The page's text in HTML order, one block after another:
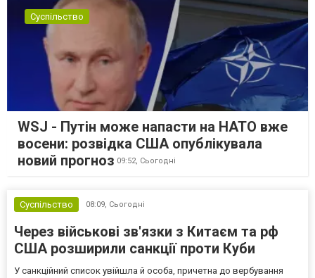
Суспільство
WSJ - Путін може напасти на НАТО вже
восени: розвідка США опублікувала
новий прогноз 09:52, Сьогодні
Суспільство 08:09, Сьогодні
Через військові зв'язки з Китаєм та рф
США розширили санкції проти Куби
У санкційний список увійшла й особа, причетна до вербування